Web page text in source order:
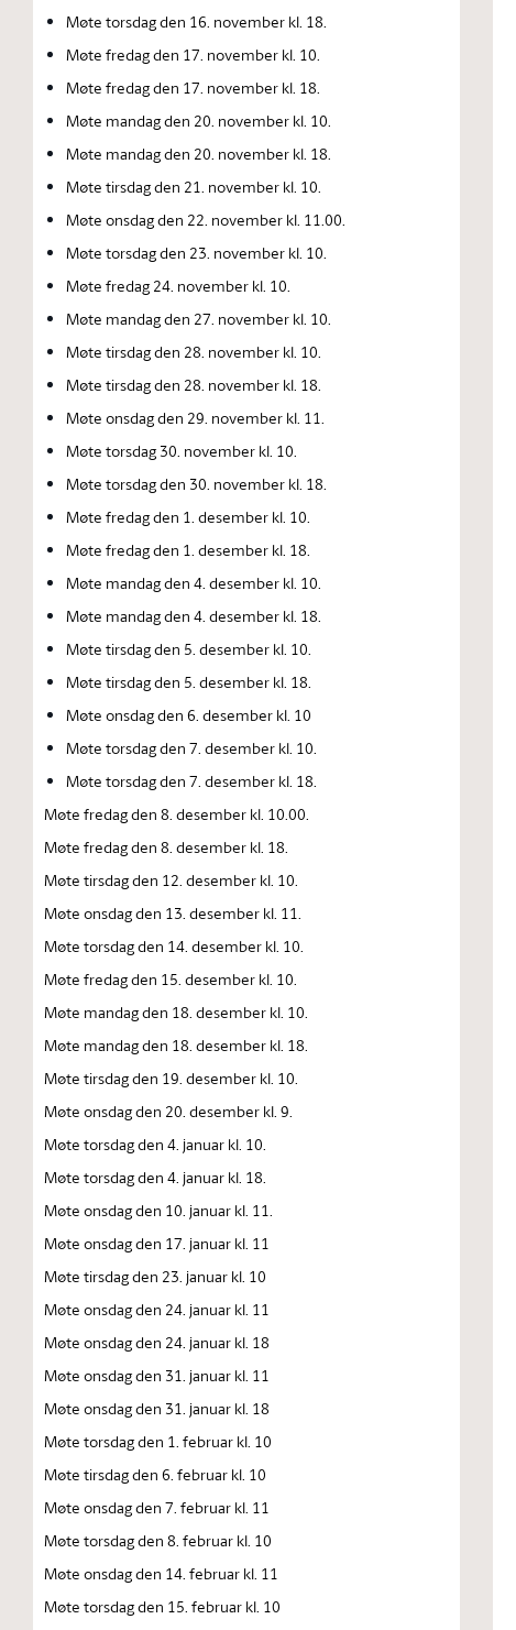
Møte torsdag den 16. november kl. 18.
Møte fredag den 17. november kl. 10.
Møte fredag den 17. november kl. 18.
Møte mandag den 20. november kl. 10.
Møte mandag den 20. november kl. 18.
Møte tirsdag den 21. november kl. 10.
Møte onsdag den 22. november kl. 11.00.
Møte torsdag den 23. november kl. 10.
Møte fredag 24. november kl. 10.
Møte mandag den 27. november kl. 10.
Møte tirsdag den 28. november kl. 10.
Møte tirsdag den 28. november kl. 18.
Møte onsdag den 29. november kl. 11.
Møte torsdag 30. november kl. 10.
Møte torsdag den 30. november kl. 18.
Møte fredag den 1. desember kl. 10.
Møte fredag den 1. desember kl. 18.
Møte mandag den 4. desember kl. 10.
Møte mandag den 4. desember kl. 18.
Møte tirsdag den 5. desember kl. 10.
Møte tirsdag den 5. desember kl. 18.
Møte onsdag den 6. desember kl. 10
Møte torsdag den 7. desember kl. 10.
Møte torsdag den 7. desember kl. 18.
Møte fredag den 8. desember kl. 10.00.
Møte fredag den 8. desember kl. 18.
Møte tirsdag den 12. desember kl. 10.
Møte onsdag den 13. desember kl. 11.
Møte torsdag den 14. desember kl. 10.
Møte fredag den 15. desember kl. 10.
Møte mandag den 18. desember kl. 10.
Møte mandag den 18. desember kl. 18.
Møte tirsdag den 19. desember kl. 10.
Møte onsdag den 20. desember kl. 9.
Møte torsdag den 4. januar kl. 10.
Møte torsdag den 4. januar kl. 18.
Møte onsdag den 10. januar kl. 11.
Møte onsdag den 17. januar kl. 11
Møte tirsdag den 23. januar kl. 10
Møte onsdag den 24. januar kl. 11
Møte onsdag den 24. januar kl. 18
Møte onsdag den 31. januar kl. 11
Møte onsdag den 31. januar kl. 18
Møte torsdag den 1. februar kl. 10
Møte tirsdag den 6. februar kl. 10
Møte onsdag den 7. februar kl. 11
Møte torsdag den 8. februar kl. 10
Møte onsdag den 14. februar kl. 11
Møte torsdag den 15. februar kl. 10